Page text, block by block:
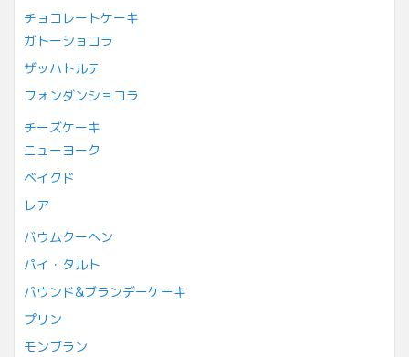
チョコレートケーキ
ガトーショコラ
ザッハトルテ
フォンダンショコラ
チーズケーキ
ニューヨーク
ベイクド
レア
バウムクーヘン
パイ・タルト
パウンド&ブランデーケーキ
プリン
モンブラン